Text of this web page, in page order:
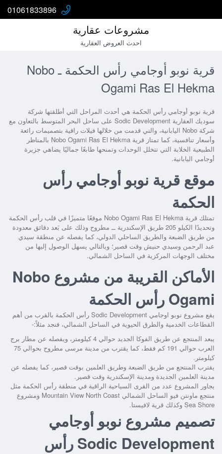
01061833896
مشروعات عقارية
احدث العروض العقارية
قرية نوبو أوجامي رأس الحكمة ـ Nobo
Ogami Ras El Hekma
قرية نوبو أوجامي رأس الحكمة هي أحدث المراحل التي أطلقتها شركة
سوديك العقارية Sodic Development على ساحل البحر المتوسط بالتعاون مع
شركة Nobo اليابانية، والتي قدمت من خلالها فيلات راقية بتصميمات رائعة
وأسعار تنافسية، كما تمتاز قرية Nobo Ogami Ras El Hekma بالمناظر
الطبيعية الخلابة التي تتخلل الوحدات وتمنحها طابعًا جماليًا يضاهي جزيرة
أوجامي اليابانية.
موقع قرية نوبو أوجامي رأس
الحكمة
تمتلك قرية Nobo Ogami Ras El Hekma
موقعًا متميزًا في قلب رأس الحكمة
وتحديدًا الكيلو 205 طريق الإسكندرية ــ مطروح وذلك على بَعد دقائق معدودة
من طريق الضبعة والطريق الساحلي الدولي، كما يفصله عن منطقة سيدي
عبد الرحمن وسيدي حنيش وقت قصير؛ وبالتالي يسهل الوصول إليها من
مختلف الوجهات المركزية في الساحل الشمالي.
الأماكن القريبة من مشروع Nobo
Ogami رأس الحكمة
يقع مشروع نوبو اوجامي Sodic Development رأس الحكمة
بالقرب من أهم
القطاعات الخدمية والطرق الحيوية في الساحل الشمالي، فنجد مثلاً:-
يبعد المنتجع عن طريق الفوكا الجديد حوالي 4 كيلومتر، ويفصله عن مطار برج
العرب حوالي 191 كم فقط، كما يقترب من مدينة مرسى مطروح بحوالي 75
كيلومتر.
يقترب المنتجع من طريق الضبعة وطريق العلمين بوقت قصير، كما يفصله عن
مدينة العلمين الجديدة ومدينة الإسكندرية وقت قصير.
يجاور المشروع عدد من القرى السياحية الراقية في منطقة رأس الحكمة مثل
منتجع ماونتن فيو الساحل الشمالي Mountain View North Coast ومشروع
Sea Shore وكذلك قرية لافيستا.
تصميم مشروع نوبو أوجامي
Sodic Development رأس